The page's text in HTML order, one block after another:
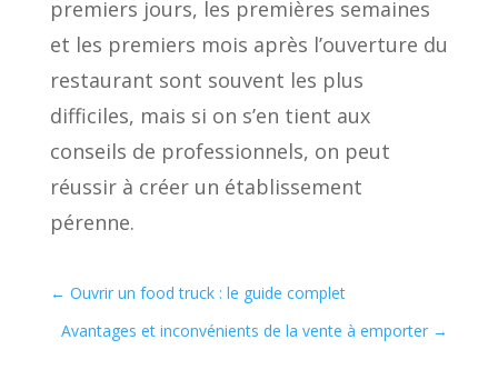
premiers jours, les premières semaines
et les premiers mois après l’ouverture du
restaurant sont souvent les plus
difficiles, mais si on s’en tient aux
conseils de professionnels, on peut
réussir à créer un établissement
pérenne.
← Ouvrir un food truck : le guide complet
Avantages et inconvénients de la vente à emporter →